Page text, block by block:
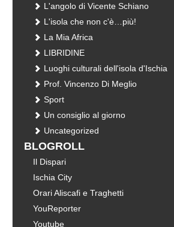
L'angolo di Vicente Schiano
L'isola che non c'è…più!
La Mia Africa
LIBRIDINE
Luoghi culturali dell'isola d'Ischia
Prof. Vincenzo Di Meglio
Sport
Un consiglio al giorno
Uncategorized
BLOGROLL
Il Dispari
Ischia City
Orari Aliscafi e Traghetti
YouReporter
Youtube